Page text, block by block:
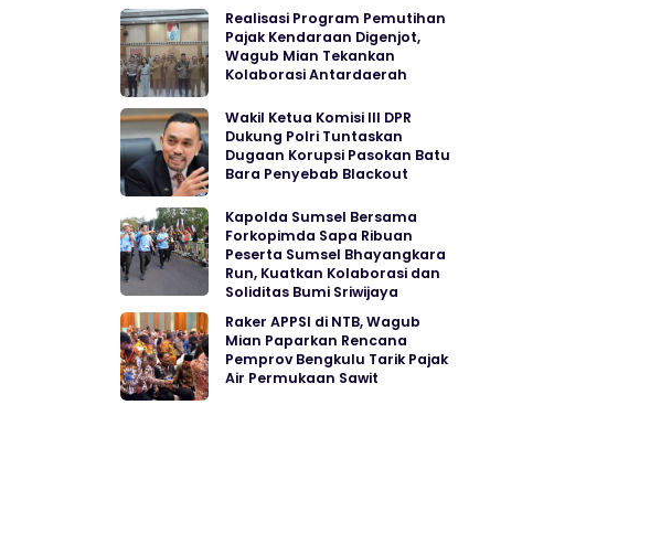
Realisasi Program Pemutihan
Pajak Kendaraan Digenjot,
Wagub Mian Tekankan
Kolaborasi Antardaerah
Wakil Ketua Komisi III DPR
Dukung Polri Tuntaskan
Dugaan Korupsi Pasokan Batu
Bara Penyebab Blackout
Kapolda Sumsel Bersama
Forkopimda Sapa Ribuan
Peserta Sumsel Bhayangkara
Run, Kuatkan Kolaborasi dan
Soliditas Bumi Sriwijaya
Raker APPSI di NTB, Wagub
Mian Paparkan Rencana
Pemprov Bengkulu Tarik Pajak
Air Permukaan Sawit